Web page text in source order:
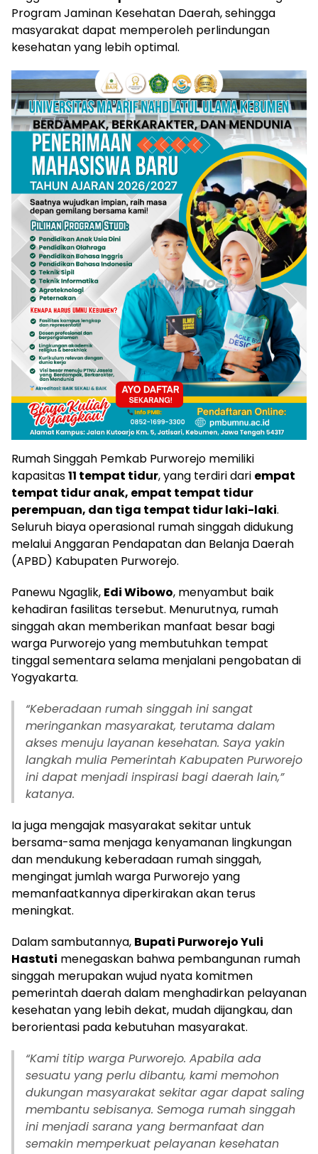
Program Jaminan Kesehatan Daerah, sehingga
masyarakat dapat memperoleh perlindungan
kesehatan yang lebih optimal.
Rumah Singgah Pemkab Purworejo memiliki
kapasitas11 tempat tidur, yang terdiri dari empat
tempat tidur anak, empat tempat tidur
perempuan, dan tiga tempat tidur laki-laki.
Seluruh biaya operasional rumah singgah didukung
melalui Anggaran Pendapatan dan Belanja Daerah
(APBD) Kabupaten Purworejo.
Panewu Ngaglik, Edi Wibowo, menyambut baik
kehadiran fasilitas tersebut. Menurutnya, rumah
singgah akan memberikan manfaat besar bagi
warga Purworejo yang membutuhkan tempat
tinggal sementara selama menjalani pengobatan di
Yogyakarta.
“Keberadaan rumah singgah ini sangat
meringankan masyarakat, terutama dalam
akses menuju layanan kesehatan. Saya yakin
langkah mulia Pemerintah Kabupaten Purworejo
ini dapat menjadi inspirasi bagi daerah lain,”
katanya.
Ia juga mengajak masyarakat sekitar untuk
bersama-sama menjaga kenyamanan lingkungan
dan mendukung keberadaan rumah singgah,
mengingat jumlah warga Purworejo yang
memanfaatkannya diperkirakan akan terus
meningkat.
Dalam sambutannya, Bupati Purworejo Yuli
Hastuti menegaskan bahwa pembangunan rumah
singgah merupakan wujud nyata komitmen
pemerintah daerah dalam menghadirkan pelayanan
kesehatan yang lebih dekat, mudah dijangkau, dan
berorientasi pada kebutuhan masyarakat.
“Kami titip warga Purworejo. Apabila ada
sesuatu yang perlu dibantu, kami memohon
dukungan masyarakat sekitar agar dapat saling
membantu sebisanya. Semoga rumah singgah
ini menjadi sarana yang bermanfaat dan
semakin memperkuat pelayanan kesehatan